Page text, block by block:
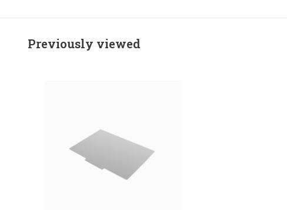
Previously viewed